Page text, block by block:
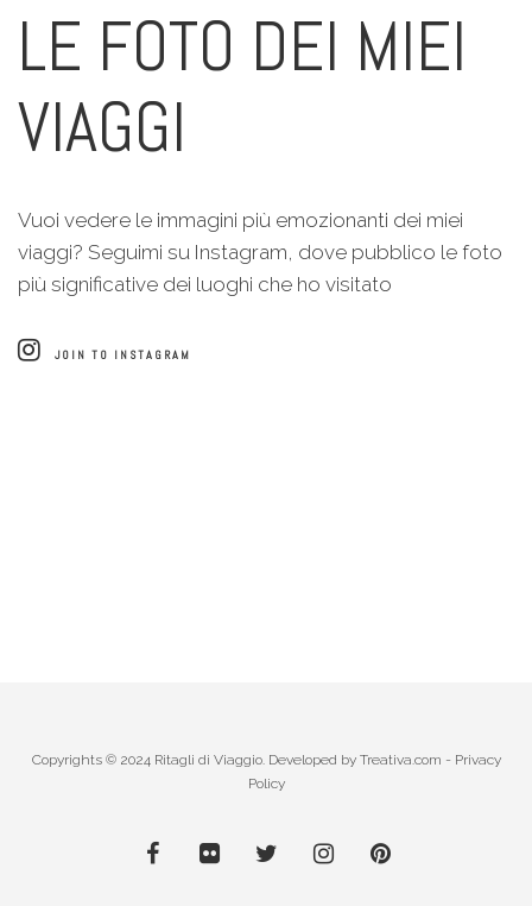
LE FOTO DEI MIEI
VIAGGI
Vuoi vedere le immagini più emozionanti dei miei
viaggi? Seguimi su Instagram, dove pubblico le foto
più significative dei luoghi che ho visitato
JOIN TO INSTAGRAM
Copyrights © 2024 Ritagli di Viaggio. Developed by Treativa.com - Privacy
Policy